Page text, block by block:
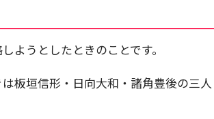
ようとしたときのことです。
板垣信形・日向大和・諸角豊後の三人